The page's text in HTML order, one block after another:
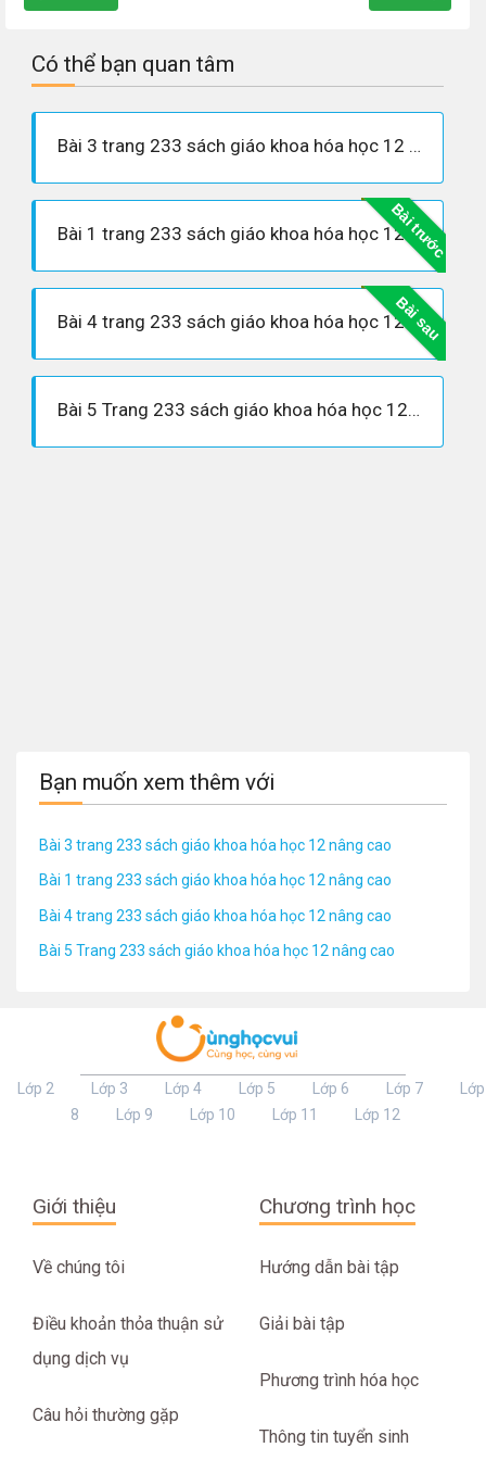
Có thể bạn quan tâm
Bài 3 trang 233 sách giáo khoa hóa học 12 nâng cao
Bài trước
Bài 1 trang 233 sách giáo khoa hóa học 12 nâng cao
Bài sau
Bài 4 trang 233 sách giáo khoa hóa học 12 nâng cao
Bài 5 Trang 233 sách giáo khoa hóa học 12 nâng cao
Bạn muốn xem thêm với
Bài 3 trang 233 sách giáo khoa hóa học 12 nâng cao
Bài 1 trang 233 sách giáo khoa hóa học 12 nâng cao
Bài 4 trang 233 sách giáo khoa hóa học 12 nâng cao
Bài 5 Trang 233 sách giáo khoa hóa học 12 nâng cao
Lớp 2 Lớp 3 Lớp 4 Lớp 5 Lớp 6 Lớp 7
Lớp
8
Lớp 9 Lớp 10 Lớp 11 Lớp 12
Giới thiệu
Về chúng tôi
Điều khoản thỏa thuận sử
dụng dịch vụ
Câu hỏi thường gặp
Chương trình học
Hướng dẫn bài tập
Giải bài tập
Phương trình hóa học
Thông tin tuyển sinh